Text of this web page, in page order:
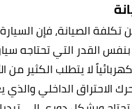
الصيانة، فإن السيارة
القدر التي تحتاجه
لا يتطلب الكثير من
الاحتراق الداخلي والذي